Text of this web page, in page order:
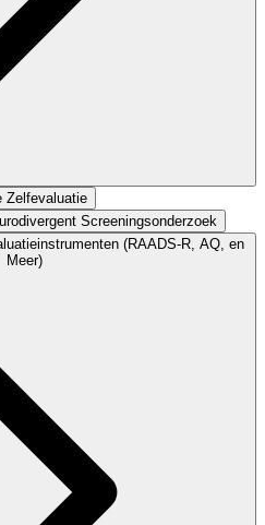
Zelfevaluatie
Screeningsonderzoek
(RAADS-R, AQ, en
Meer)